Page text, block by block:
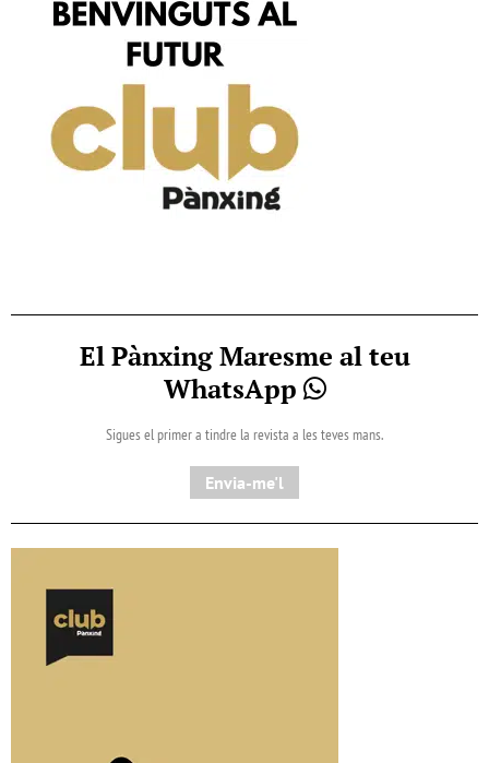
El Pànxing Maresme al teu
WhatsApp
Sigues el primer a tindre la revista a les teves mans.
Envia-me'l